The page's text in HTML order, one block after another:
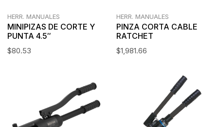
HERR. MANUALES
MINIPIZAS DE CORTE Y
PUNTA 4.5″
$80.53
HERR. MANUALES
PINZA CORTA CABLE
RATCHET
$1,981.66